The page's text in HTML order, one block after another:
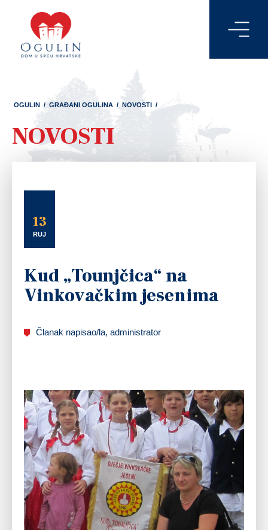
OGULIN / GRAĐANI OGULINA / NOVOSTI /
NOVOSTI
13
RUJ
Kud „Tounjčica“ na
Vinkovačkim jesenima
Članak napisao/la, administrator